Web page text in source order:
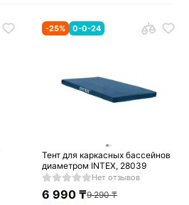
-25% 0-0-24
Тент для каркасных бассейнов
диаметром INTEX, 28039
Нет отзывов
6 990 ₸9 290₸